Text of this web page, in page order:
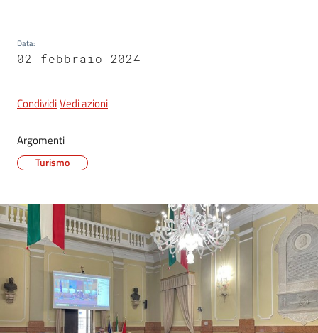
Data:
02 febbraio 2024
CondividiVedi azioni
Argomenti
Turismo